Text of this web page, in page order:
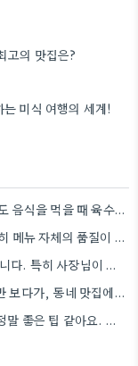
고의 맛집은?
미식 여행의 세계!
육수 깊은 맛에 대한 언급이 특히 와닿네요. 저도 음식을 먹을 때 육수의 깊은 맛을 중요하게…
방송에 나온 곳은 정말 사람이 많죠. 저는 솔직히 메뉴 자체의 품질이 더 중요하다고 생각해요.
텍스트의 구체성이 사진보다 훨씬 신뢰감을 줍니다. 특히 사장님이 직접 요리하는 곳을 찾는 게 좋은 전략인…
저도 비슷한 경험이 있었어요. 유명 맛집 리뷰만 보다가, 동네 맛집에서 훨씬 더 맛있는 음식을 먹고…
포천 지역 맛집 정보를 꼼꼼히 비교해 보는 게 정말 좋은 팁 같아요. 특히 커뮤니티 언급…